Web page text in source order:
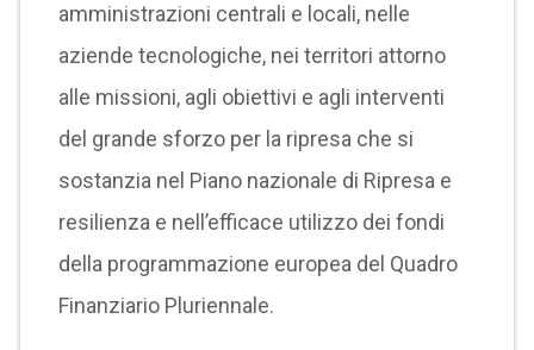
amministrazioni centrali e locali, nelle
aziende tecnologiche, nei territori attorno
alle missioni, agli obiettivi e agli interventi
del grande sforzo per la ripresa che si
sostanzia nel Piano nazionale di Ripresa e
resilienza e nell’efficace utilizzo dei fondi
della programmazione europea del Quadro
Finanziario Pluriennale.